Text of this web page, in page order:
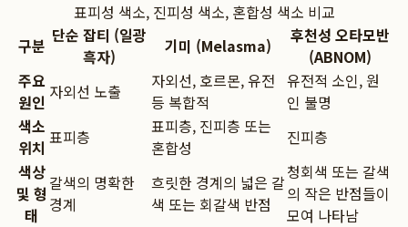
표피성 색소, 진피성 색소, 혼합성 색소 비교
구분 단순 잡티 (일광
흑자)
기미 (Melasma)
후천성 오타모반
(ABNOM)
주요
원인 자외선 노출
자외선, 호르몬, 유전
등 복합적
유전적 소인, 원
인 불명
색소
위치 표피층
표피층, 진피층 또는
혼합성
진피층
색상
및 형
태
갈색의 명확한
경계
흐릿한 경계의 넓은 갈
색 또는 회갈색 반점
청회색 또는 갈색
의 작은 반점들이
모여 나타남